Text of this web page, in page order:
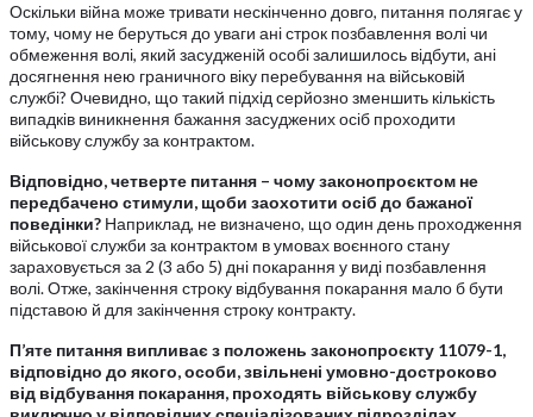
Оскільки війна може тривати нескінченно довго, питання полягає у
тому, чому не беруться до уваги ані строк позбавлення волі чи
обмеження волі, який засудженій особі залишилось відбути, ані
досягнення нею граничного віку перебування на військовій
службі? Очевидно, що такий підхід серйозно зменшить кількість
випадків виникнення бажання засуджених осіб проходити
військову службу за контрактом.
Відповідно, четверте питання – чому законопроєктом не
передбачено стимули, щоби заохотити осіб до бажаної
поведінки? Наприклад, не визначено, що один день проходження
військової служби за контрактом в умовах воєнного стану
зараховується за 2 (3 або 5) дні покарання у виді позбавлення
волі. Отже, закінчення строку відбування покарання мало б бути
підставою й для закінчення строку контракту.
П’яте питання випливає з положень законопроєкту 11079-1,
відповідно до якого, особи, звільнені умовно-достроково
від відбування покарання, проходять військову службу